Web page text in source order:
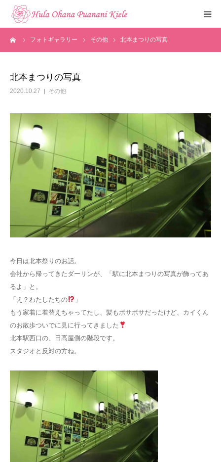
フォトギャラリー その他 北本まつりの写真
北本まつりの写真
2020.10.27 その他
今日は北本祭りのお話。
会社から帰ってきたダーリンが、「駅に北本まつりの写真が飾ってあ
るよ」と。
「え？わたしたちの
」
もう家着に着替えちゃってたし、髪もボサボサだったけど、カイくん
のお散歩ついでに見に行ってきました
北本駅西口の、日高屋側の階段です。
スタジオと反対の方ね。
トップ
メディア掲載
フォトギャラリー
お知らせ
見学・体験申込
お問い合わせ